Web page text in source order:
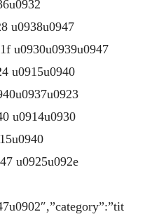
u0938u0947
u0930u0939u0947
u0915u0940
u0914u0930
u0925u092e